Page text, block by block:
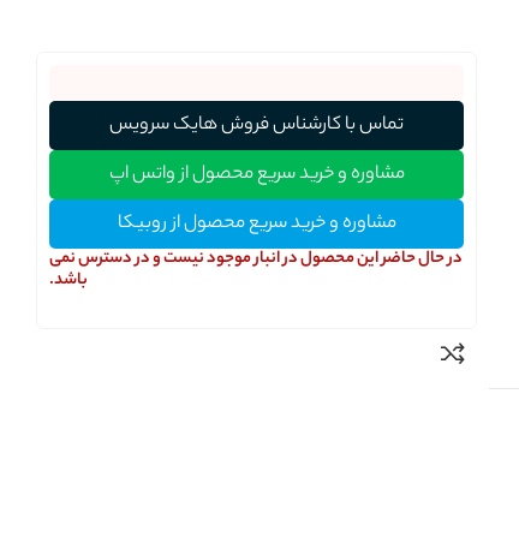
تماس با کارشناس فروش هایک سرویس
مشاوره و خرید سریع محصول از واتس اپ
مشاوره و خرید سریع محصول از روبیکا
در حال حاضر این محصول در انبار موجود نیست و در دسترس نمی
باشد.